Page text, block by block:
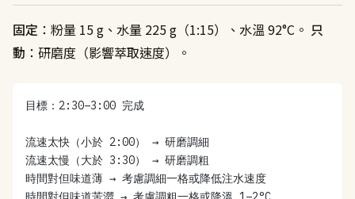
固定 ：粉量 15 g、水量 225 g（1:15）、水溫 92°C。 只
動 ：研磨度（影響萃取速度）。
目標：2:30–3:00 完成
流速太快（小於 2:00） → 研磨調細
流速太慢（大於 3:30） → 研磨調粗
時間對但味道薄 → 考慮調細一格或降低注水速度